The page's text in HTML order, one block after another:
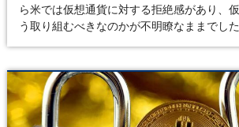
ら米では仮想通貨に対する拒絶感があり、
う取り組むべきなのかが不明瞭なままでし